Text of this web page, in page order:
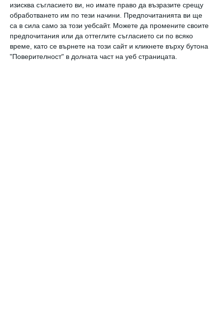
изисква съгласието ви, но имате право да възразите срещу
обработването им по тези начини. Предпочитанията ви ще
са в сила само за този уебсайт. Можете да промените своите
предпочитания или да оттеглите съгласието си по всяко
време, като се върнете на този сайт и кликнете върху бутона
"Поверителност" в долната част на уеб страницата.
Ларошфуко за щастието и нещастието